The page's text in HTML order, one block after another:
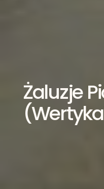
Żaluzje